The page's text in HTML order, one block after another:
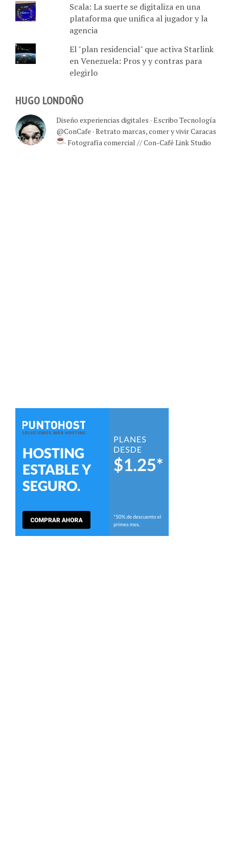
Scala: La suerte se digitaliza en una
plataforma que unifica al jugador y la
agencia
El "plan residencial" que activa Starlink
en Venezuela: Pros y y contras para
elegirlo
HUGO LONDOÑO
Diseño experiencias digitales · Escribo Tecnología
@ConCafe · Retrato marcas, comer y vivir Caracas
· Fotografía comercial // Con-Café Link Studio